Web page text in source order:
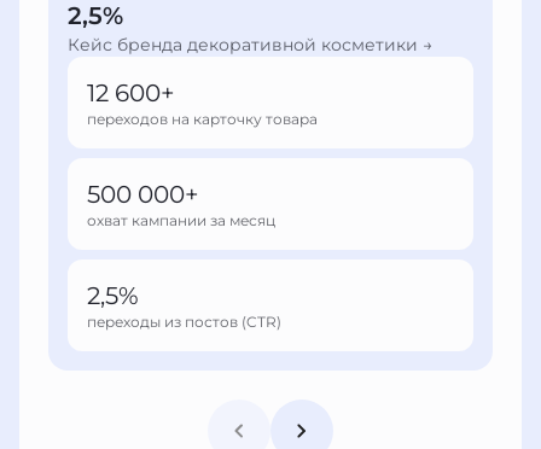
2,5%
Кейс бренда декоративной косметики →
12 600+
переходов на карточку товара
500 000+
охват кампании за месяц
2,5%
переходы из постов (CTR)